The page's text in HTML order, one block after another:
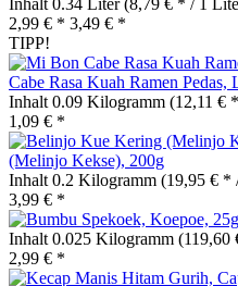
2,99 € * 3,49 € *
TIPP!
Cabe Rasa Kuah Ramen Pedas,
Inhalt 0.09 Kilogramm (12,11 €
1,09 € *
(Melinjo Kekse), 200g
Inhalt 0.2 Kilogramm (19,95 € *
3,99 € *
Inhalt 0.025 Kilogramm (119,60
2,99 € *